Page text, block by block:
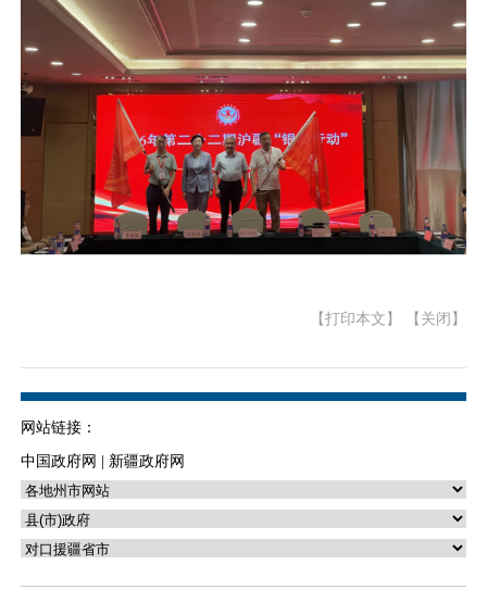
【打印本文】 【关闭】
网站链接：
中国政府网 | 新疆政府网